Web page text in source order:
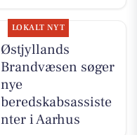
LOKALT NYT
Østjyllands
Brandvæsen søger
nye
beredskabsassiste
nter i Aarhus